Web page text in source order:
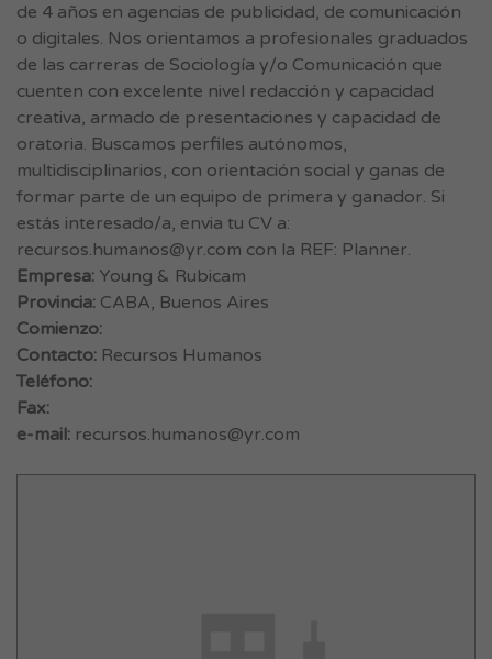
de 4 años en agencias de publicidad, de comunicación
o digitales. Nos orientamos a profesionales graduados
de las carreras de Sociología y/o Comunicación que
cuenten con excelente nivel redacción y capacidad
creativa, armado de presentaciones y capacidad de
oratoria. Buscamos perfiles autónomos,
multidisciplinarios, con orientación social y ganas de
formar parte de un equipo de primera y ganador. Si
estás interesado/a, envia tu CV a:
recursos.humanos@yr.com con la REF: Planner.
Empresa: Young & Rubicam
Provincia: CABA, Buenos Aires
Comienzo:
Contacto: Recursos Humanos
Teléfono:
Fax:
e-mail: recursos.humanos@yr.com